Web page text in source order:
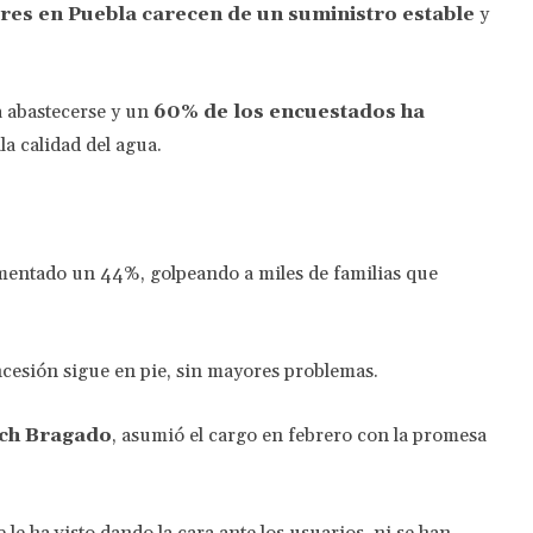
en Puebla carecen de un suministro estable y
y un 60% de los encuestados ha
calidad del agua.
un 44%, golpeando a miles de familias que
sigue en pie, sin mayores problemas.
Bragado, asumió el cargo en febrero con la promesa